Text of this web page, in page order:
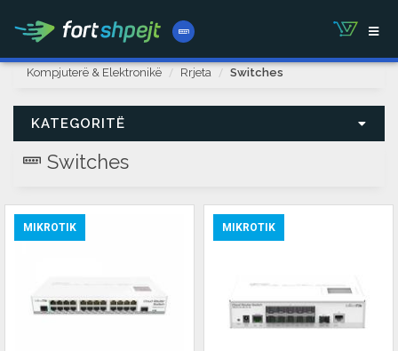
Kompjuterë & Elektronikë Rrjeta Switches
KATEGORITË
Switches
MIKROTIK MIKROTIK